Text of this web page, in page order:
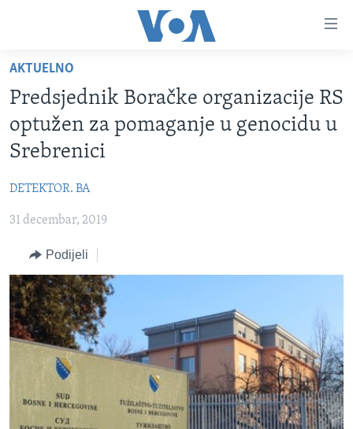
glavni
sadržaj
na
glavnu
Idi
na
TV PROGRAM
FOTOGRAFIJE DANA
BOSNA I HERCEGOVINA
SVIJET
NAUKA I TEHNOLOGIJA
SPECIJALNI PROJEKTI
KORUPCIJA
SLOBODA MEDIJA
ŽENSKA STRANA
IZBJEGLIČKA STRANA
MAGAZIN
O GLASU AMERIKE
AKTUELNO
Predsjednik Boračke organizacije RS
optužen za pomaganje u genocidu u
Srebrenici
DETEKTOR. BA
31 decembar, 2019
Podijeli